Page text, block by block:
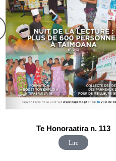
Te Honoraatira n. 113
Lire